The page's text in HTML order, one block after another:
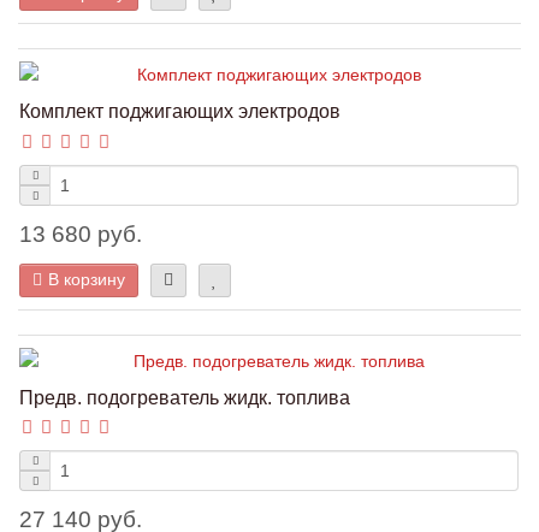
Комплект поджигающих электродов
13 680 руб.
В корзину
Предв. подогреватель жидк. топлива
27 140 руб.